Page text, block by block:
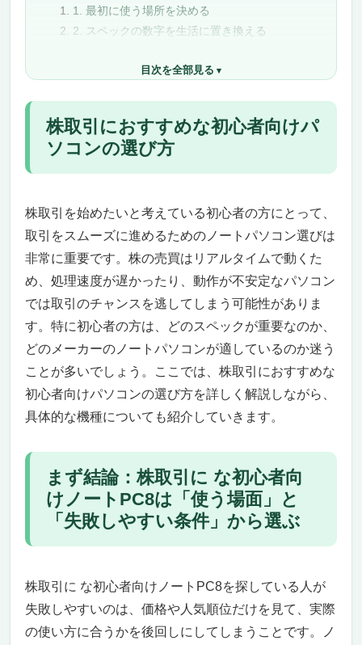
1. 最初に使う場所を決める
2. スペックの数字を生活に置き換える
4. 型番と販売元を確認する
価格だけで選んで使い勝手を見落とす
サイズ確認を本体寸法だけで済ませる
消耗品やメンテナンスを確認しない
ノートパソコンを買う前の最終チェックリスト
株取引に な初心者向けノートPC8に関するよくあ
る質問
株取引に な初心者向けノートPC8は高い商品を
選んだ方がいいですか？
型落ちモデルは避けるべきですか？
口コミはどこまで信用できますか？
プレゼント用に選ぶ場合の注意点は？
ネット購入で失敗しないコツは？
ノートパソコンはどのタイミングで買い替える
べきですか？
れば選びやすい
株取引に必要なパソコンのスペックとは？
初心者が使いやすいノートパソコンの特徴
まとめ
Inspiron 15 3000シリーズ 3530
株取引に最適な理由 – 圧倒的なパフォーマン
ス
64GBの大容量メモリでマルチタスクも余裕
目次を全部見る
株取引におすすめな初心者向けパ
ソコンの選び方
株取引を始めたいと考えている初心者の方にとって、
取引をスムーズに進めるためのノートパソコン選びは
非常に重要です。株の売買はリアルタイムで動くた
め、処理速度が遅かったり、動作が不安定なパソコン
では取引のチャンスを逃してしまう可能性がありま
す。特に初心者の方は、どのスペックが重要なのか、
どのメーカーのノートパソコンが適しているのか迷う
ことが多いでしょう。ここでは、株取引におすすめな
初心者向けパソコンの選び方を詳しく解説しながら、
具体的な機種についても紹介していきます。
まず結論：株取引に な初心者向
けノートPC8は「使う場面」と
「失敗しやすい条件」から選ぶ
株取引に な初心者向けノートPC8を探している人が
失敗しやすいのは、価格や人気順位だけを見て、実際
の使い方に合うかを後回しにしてしまうことです。ノ